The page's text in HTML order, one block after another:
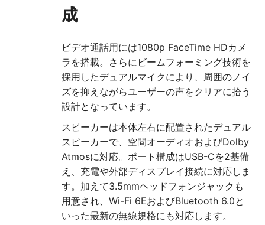
成
ビデオ通話用には1080p FaceTime HDカメ
ラを搭載。さらにビームフォーミング技術を
採用したデュアルマイクにより、周囲のノイ
ズを抑えながらユーザーの声をクリアに拾う
設計となっています。
スピーカーは本体左右に配置されたデュアル
スピーカーで、空間オーディオおよびDolby
Atmosに対応。ポート構成はUSB-Cを2基備
え、充電や外部ディスプレイ接続に対応しま
す。加えて3.5mmヘッドフォンジャックも
用意され、Wi-Fi 6EおよびBluetooth 6.0と
いった最新の無線規格にも対応します。